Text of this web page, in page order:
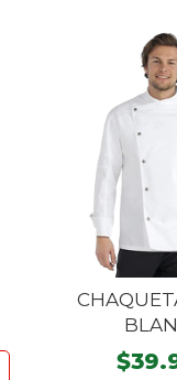
Este
$